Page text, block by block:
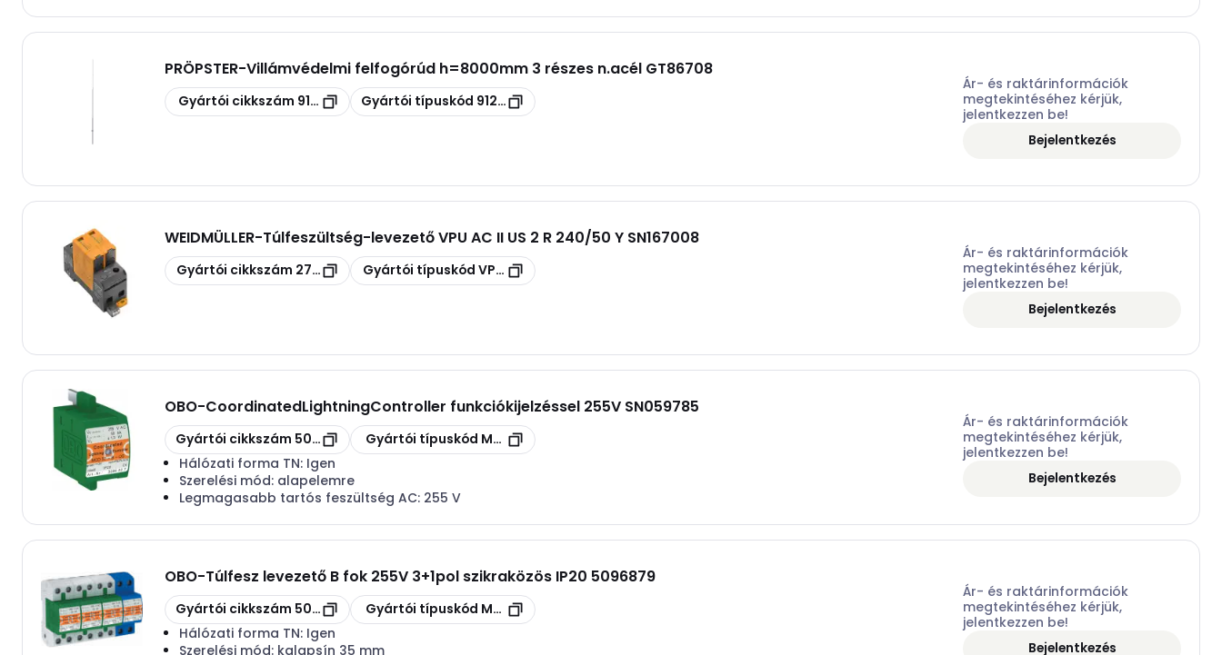
PRÖPSTER-Villámvédelmi felfogórúd h=8000mm 3 részes n.acél GT86708
Másolás
Gyártói cikkszám 912010 Másolás
Gyártói típuskód 912010
Ár- és raktárinformációk
megtekintéséhez kérjük,
jelentkezzen be!
Bejelentkezés
WEIDMÜLLER-Túlfeszültség-levezető VPU AC II US 2 R 240/50 Y SN167008
Másolás
Gyártói cikkszám 2736480000
Másolás
Gyártói típuskód VPU AC II US 2 R 240/50 Y
Ár- és raktárinformációk
megtekintéséhez kérjük,
jelentkezzen be!
Bejelentkezés
OBO-CoordinatedLightningController funkciókijelzéssel 255V SN059785
Másolás
Gyártói cikkszám 5096827Másolás
Gyártói típuskód MCD 50-B 0-OS
Hálózati forma TN: Igen
Szerelési mód: alapelemre
Legmagasabb tartós feszültség AC: 255 V
Ár- és raktárinformációk
megtekintéséhez kérjük,
jelentkezzen be!
Bejelentkezés
OBO-Túlfesz levezető B fok 255V 3+1pol szikraközös IP20 5096879
Másolás
Gyártói cikkszám 5096879Másolás
Gyártói típuskód MCD 50-B 3+1
Hálózati forma TN: Igen
Szerelési mód: kalapsín 35 mm
Ár- és raktárinformációk
megtekintéséhez kérjük,
jelentkezzen be!
Bejelentkezés